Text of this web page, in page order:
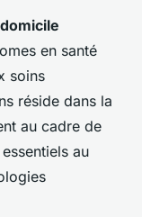
en santé
soins
réside dans la
au cadre de
au